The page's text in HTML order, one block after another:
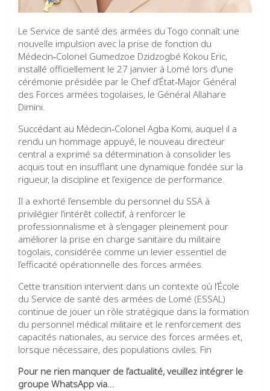
Le Service de santé des armées du Togo connaît une
nouvelle impulsion avec la prise de fonction du
Médecin‑Colonel Gumedzoe Dzidzogbé Kokou Eric,
installé officiellement le 27 janvier à Lomé lors d’une
cérémonie présidée par le Chef d’État‑Major Général
des Forces armées togolaises, le Général Allahare
Dimini.
Succédant au Médecin‑Colonel Agba Komi, auquel il a
rendu un hommage appuyé, le nouveau directeur
central a exprimé sa détermination à consolider les
acquis tout en insufflant une dynamique fondée sur la
rigueur, la discipline et l’exigence de performance.
Il a exhorté l’ensemble du personnel du SSA à
privilégier l’intérêt collectif, à renforcer le
professionnalisme et à s’engager pleinement pour
améliorer la prise en charge sanitaire du militaire
togolais, considérée comme un levier essentiel de
l’efficacité opérationnelle des forces armées.
Cette transition intervient dans un contexte où l’École
du Service de santé des armées de Lomé (ESSAL)
continue de jouer un rôle stratégique dans la formation
du personnel médical militaire et le renforcement des
capacités nationales, au service des forces armées et,
lorsque nécessaire, des populations civiles. Fin
Pour ne rien manquer de l’actualité, veuillez intégrer le
groupe WhatsApp via…